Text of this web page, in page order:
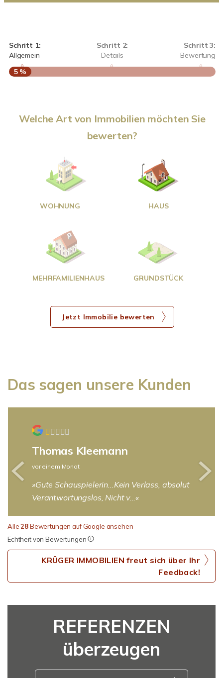
Schritt 1:
Allgemein
Schritt 2:
Details
Schritt 3:
Bewertung
5 %
Welche Art von Immobilien möchten Sie
bewerten?
WOHNUNG HAUS
MEHRFAMILIENHAUS GRUNDSTÜCK
Jetzt Immobilie bewerten
Das sagen unsere Kunden
Thomas Kleemann
vor einem Monat
Gute Schauspielerin...Kein Verlass, absolut
Verantwortungslos, Nicht v…
Alle28Bewertungen auf Google ansehen
Echtheit von Bewertungen
KRÜGER IMMOBILIEN freut sich über Ihr
Feedback!
REFERENZEN
überzeugen